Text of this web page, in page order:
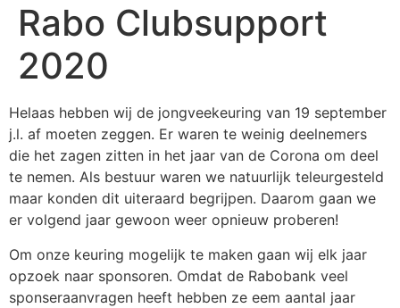
Rabo Clubsupport
2020
Helaas hebben wij de jongveekeuring van 19 september
j.l. af moeten zeggen. Er waren te weinig deelnemers
die het zagen zitten in het jaar van de Corona om deel
te nemen. Als bestuur waren we natuurlijk teleurgesteld
maar konden dit uiteraard begrijpen. Daarom gaan we
er volgend jaar gewoon weer opnieuw proberen!
Om onze keuring mogelijk te maken gaan wij elk jaar
opzoek naar sponsoren. Omdat de Rabobank veel
sponseraanvragen heeft hebben ze eem aantal jaar